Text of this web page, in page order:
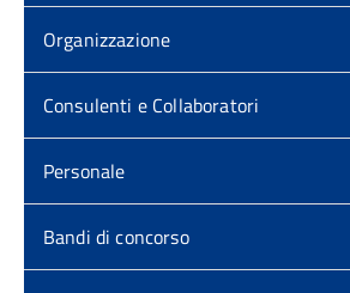
Organizzazione
Consulenti e Collaboratori
Personale
Bandi di concorso